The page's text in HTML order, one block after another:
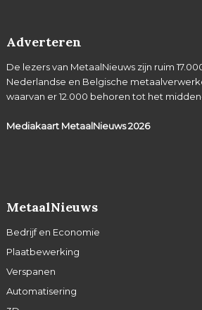
Adverteren
De lezers van MetaalNieuws zijn ruim
Nederlandse en Belgische
waarvan er 12.000 behoren tot het
Mediakaart MetaalNieuws2026
MetaalNieuws
Bedrijf en Economie
Plaatbewerking
Verspanen
Automatisering